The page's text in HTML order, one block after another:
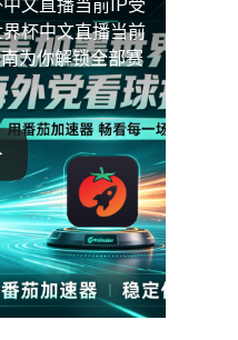
文直播当前IP受
杯中文直播当前
为你解锁全部赛